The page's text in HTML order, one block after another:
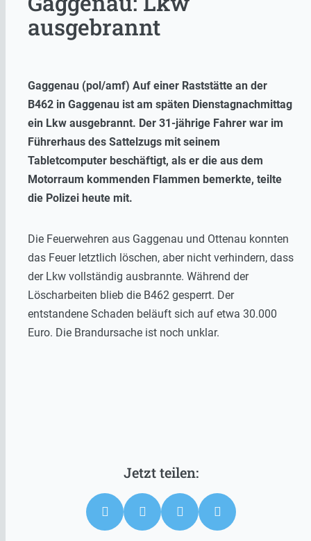
ausgebrannt
Gaggenau (pol/amf) Auf einer Raststätte an der
B462 in Gaggenau ist am späten Dienstagnachmittag
ein Lkw ausgebrannt. Der 31-jährige Fahrer war im
Führerhaus des Sattelzugs mit seinem
Tabletcomputer beschäftigt, als er die aus dem
Motorraum kommenden Flammen bemerkte, teilte
die Polizei heute mit.
Die Feuerwehren aus Gaggenau und Ottenau konnten
das Feuer letztlich löschen, aber nicht verhindern, dass
der Lkw vollständig ausbrannte. Während der
Löscharbeiten blieb die B462 gesperrt. Der
entstandene Schaden beläuft sich auf etwa 30.000
Euro. Die Brandursache ist noch unklar.